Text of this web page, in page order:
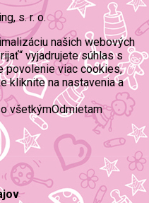
s. r. o.
našich webových
vyjadrujete súhlas s
povolenie viac cookies,
kliknite na nastavenia a
všetkýmOdmietam